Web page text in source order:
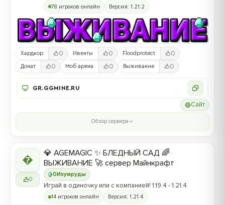
78 игроков онлайн Версия: 1.21.2
Хардкор 0 Ивенты 0 Floodprotect 0
Донат 0 Моб арена 0 Выживание 0
GR.GGMINE.RU
Сайт
Обзор сервера

0
0 Изумруды
💎 AGEMAGIC ✨ БЛЕДНЫЙ САД 🌈
ВЫЖИВАНИЕ 🚀 сервер Майнкрафт
Играй в одиночку или с компанией! 1.19.4 - 1.21.4
14 игроков онлайн Версия: 1.21.4